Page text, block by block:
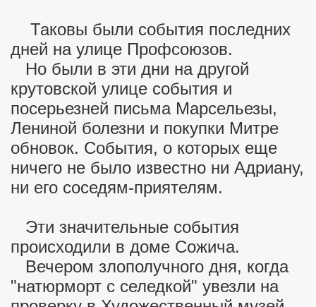
Таковы были события последних
дней на улице Профсоюзов.
Но были в эти дни на другой
крутовской улице события и
посерьезней письма Марсельезы,
Лениной болезни и покупки Митре
обновок. События, о которых еще
ничего не было известно ни Адриану,
ни его соседям-приятелям.
Эти значительные события
происходили в доме Сожича.
Вечером злополучного дня, когда
"натюрморт с селедкой" увезли на